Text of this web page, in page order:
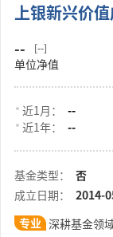
上银新兴价
-- [--]
单位净值
近1月：
--
近1年：
--
基金类型：
否
成立日期：
2014-
专业 深耕基金领